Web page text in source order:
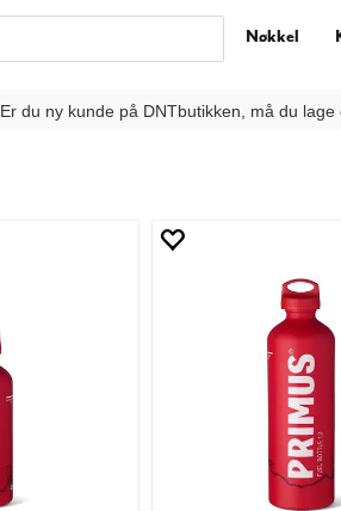
Er du ny kunde på DNTbutikken, må du lage
Nøkkel